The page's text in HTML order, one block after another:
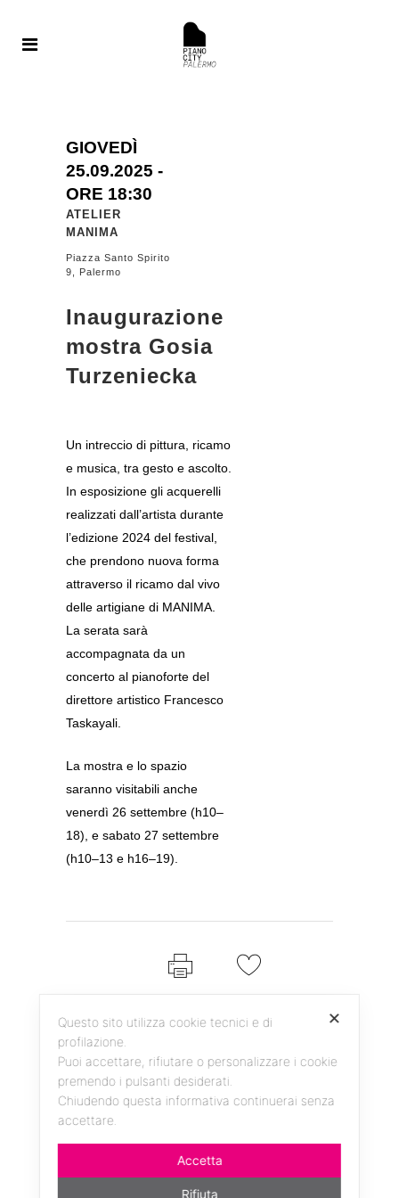
GIOVEDÌ
25.09.2025 -
ORE 18:30
ATELIER
MANIMA
Piazza Santo Spirito
9, Palermo
Inaugurazione
mostra Gosia
Turzeniecka
Un intreccio di pittura, ricamo
e musica, tra gesto e ascolto.
In esposizione gli acquerelli
realizzati dall’artista durante
l’edizione 2024 del festival,
che prendono nuova forma
attraverso il ricamo dal vivo
delle artigiane di MANIMA.
La serata sarà
accompagnata da un
concerto al pianoforte del
direttore artistico Francesco
Taskayali.
La mostra e lo spazio
saranno visitabili anche
venerdì 26 settembre (h10–
18), e sabato 27 settembre
(h10–13 e h16–19).
✕
Questo sito utilizza cookie tecnici e di
profilazione.
Puoi accettare, rifiutare o personalizzare i cookie
premendo i pulsanti desiderati.
Chiudendo questa informativa continuerai senza
accettare.
Accetta
Rifiuta